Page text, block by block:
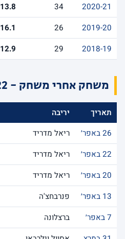
2020-21
34
13.8
2019-20
26
16.1
2018-19
29
12.9
משחק אחרי משחק - 2021-22
תאריך יריבה
26 באפר׳
ריאל מדריד
22 באפר׳
ריאל מדריד
20 באפר׳
ריאל מדריד
13 באפר׳
פנרבחצ'ה
7 באפר׳
ברצלונה